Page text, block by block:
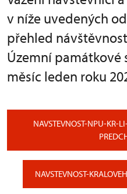
v níže uvedených
přehled
Územní památkové
měsíc leden roku
NAVSTEVNOST-NPU-KR-
NAVSTEVNOST-